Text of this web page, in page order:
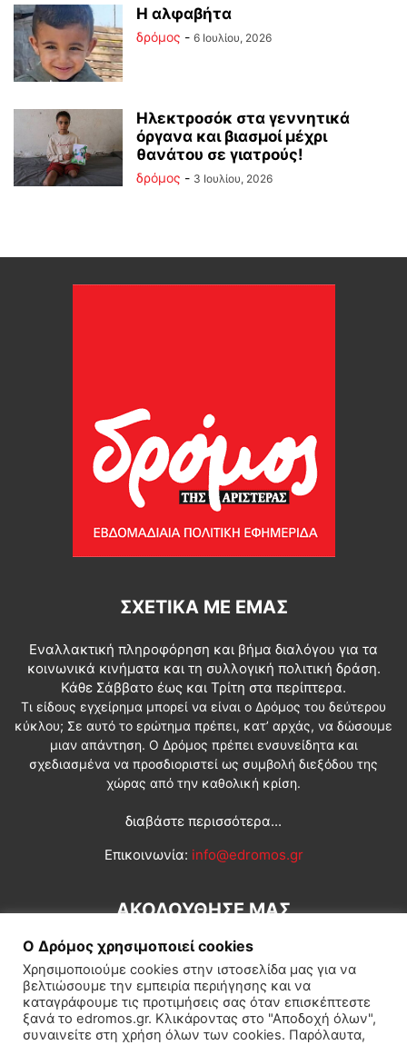
Η αλφαβήτα
δρόμος - 6 Ιουλίου, 2026
Ηλεκτροσόκ στα γεννητικά
όργανα και βιασμοί μέχρι
θανάτου σε γιατρούς!
δρόμος - 3 Ιουλίου, 2026
ΣΧΕΤΙΚΆ ΜΕ ΕΜΆΣ
Εναλλακτική πληροφόρηση και βήμα διαλόγου για τα
κοινωνικά κινήματα και τη συλλογική πολιτική δράση.
Κάθε Σάββατο έως και Τρίτη στα περίπτερα.
Τι είδους εγχείρημα μπορεί να είναι ο Δρόμος του δεύτερου
κύκλου; Σε αυτό το ερώτημα πρέπει, κατ’ αρχάς, να δώσουμε
μιαν απάντηση. Ο Δρόμος πρέπει ενσυνείδητα και
σχεδιασμένα να προσδιοριστεί ως συμβολή διεξόδου της
χώρας από την καθολική κρίση.
διαβάστε περισσότερα...
Επικοινωνία: info@edromos.gr
ΑΚΟΛΟΥΘΗΣΕ ΜΑΣ
Ο Δρόμος χρησιμοποιεί cookies
Χρησιμοποιούμε cookies στην ιστοσελίδα μας για να
βελτιώσουμε την εμπειρία περιήγησης και να
καταγράφουμε τις προτιμήσεις σας όταν επισκέπτεστε
ξανά το edromos.gr. Κλικάροντας στο "Αποδοχή όλων",
συναινείτε στη χρήση όλων των cookies. Παρόλαυτα,